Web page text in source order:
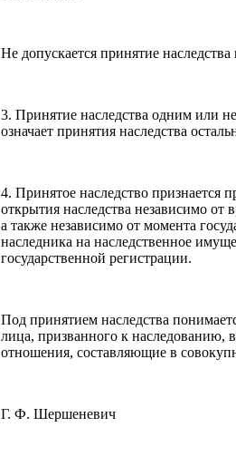
Не допускается принятие
3. Принятие наследства одним или
означает принятия наследства
4. Принятое наследство признается
открытия наследства независимо от
а также независимо от момента
наследника на наследственное
государственной регистрации.
Под принятием наследства
лица, призванного к наследованию,
отношения, составляющие в
Г. Ф. Шершеневич